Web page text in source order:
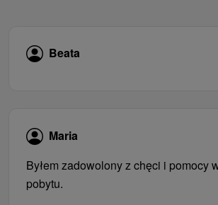
Beata
Maria
Byłem zadowolony z chęci i pomocy
pobytu.